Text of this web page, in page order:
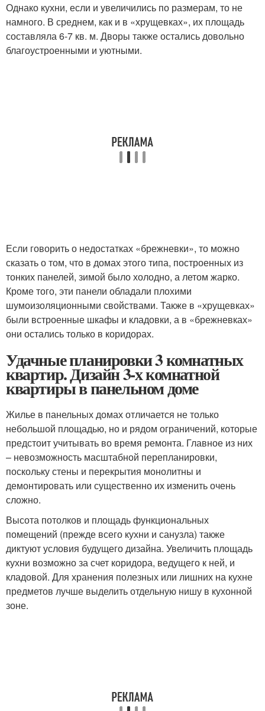
Однако кухни, если и увеличились по размерам, то не
намного. В среднем, как и в «хрущевках», их площадь
составляла 6-7 кв. м. Дворы также остались довольно
благоустроенными и уютными.
Если говорить о недостатках «брежневки», то можно
сказать о том, что в домах этого типа, построенных из
тонких панелей, зимой было холодно, а летом жарко.
Кроме того, эти панели обладали плохими
шумоизоляционными свойствами. Также в «хрущевках»
были встроенные шкафы и кладовки, а в «брежневках»
они остались только в коридорах.
Удачные планировки 3 комнатных
квартир. Дизайн 3-х комнатной
квартиры в панельном доме
Жилье в панельных домах отличается не только
небольшой площадью, но и рядом ограничений, которые
предстоит учитывать во время ремонта. Главное из них
– невозможность масштабной перепланировки,
поскольку стены и перекрытия монолитны и
демонтировать или существенно их изменить очень
сложно.
Высота потолков и площадь функциональных
помещений (прежде всего кухни и санузла) также
диктуют условия будущего дизайна. Увеличить площадь
кухни возможно за счет коридора, ведущего к ней, и
кладовой. Для хранения полезных или лишних на кухне
предметов лучше выделить отдельную нишу в кухонной
зоне.